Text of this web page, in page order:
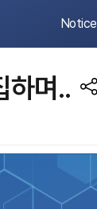
Notice
며..